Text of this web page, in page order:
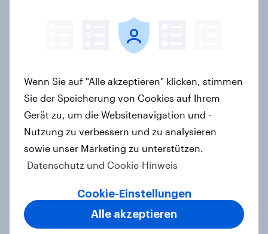
Das Geschäft mit dem Schlaf: Frei
verkäufliches Melatonin dominiert,
Wachstumspotenzial
Der Brotmarkt schrumpft -
Klassische Bäckereien werden
häufiger bei SB-Backstationen
Wenn Sie auf "Alle akzeptieren" klicken, stimmen
Sie der Speicherung von Cookies auf Ihrem
Gerät zu, um die Websitenavigation und -
Nutzung zu verbessern und zu analysieren
sowie unser Marketing zu unterstützen.
Datenschutz und Cookie-Hinweis
Cookie-Einstellungen
Alle akzeptieren